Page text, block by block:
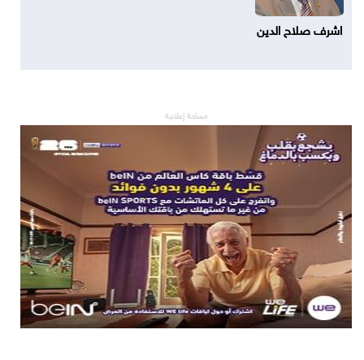
اشرف صلاح الدين
مساحة إعلانية